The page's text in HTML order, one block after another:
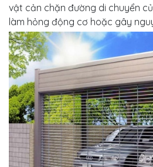
vật cản chặn đường di chuyển
làm hỏng động cơ hoặc gây